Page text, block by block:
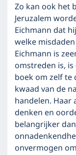
Zo kan ook het
Jeruzalem
Eichmann dat
welke
Eichmann is
omstreden is,
boek om zelf te
kwaad van de
handelen.
denken en
belangrijker
onvermogen